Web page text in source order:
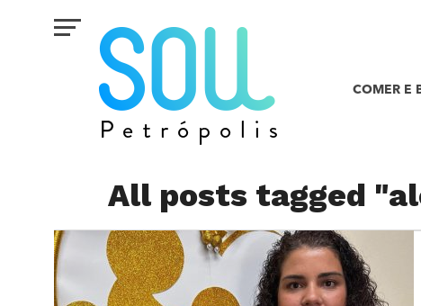
COMER E
All posts tagged